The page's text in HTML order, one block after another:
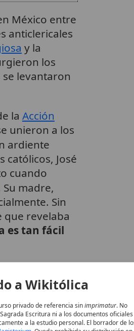
México entre
anticlericales
y la
los
levantaron
la Acción
unieron a los
ardiente
católicos, José
cuando
Su madre,
Sin
que revelaba
es tan fácil
las filas
trompetista y
los
apoyo3.
a Wikitólica
privado de referencia sinimprimatur. No
Escritura ni a los documentos oficiales
a la estudio personal. El borrador de